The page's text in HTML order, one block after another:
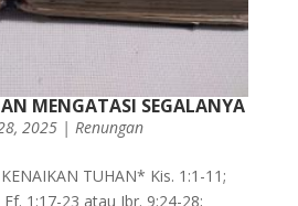
MENGATASI SEGALANYA
2025| Renungan
TUHAN* Kis. 1:1-11;
1:17-23 atau Ibr. 9:24-28;